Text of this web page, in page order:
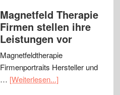
Magnetfeld Therapie
Firmen stellen ihre
Leistungen vor
Magnetfeldtherapie
Firmenportraits Hersteller und
… [Weiterlesen...]